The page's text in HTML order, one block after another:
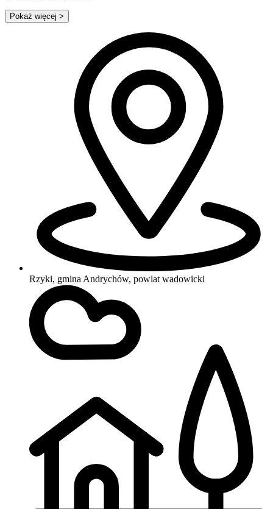
Pokaż więcej >
Rzyki, gmina Andrychów, powiat wadowicki